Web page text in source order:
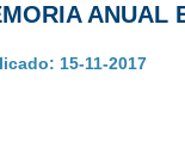
ANUAL
15-11-2017